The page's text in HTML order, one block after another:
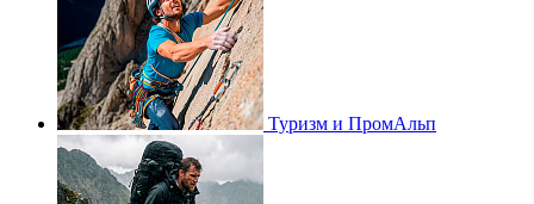
Туризм и ПромАльп